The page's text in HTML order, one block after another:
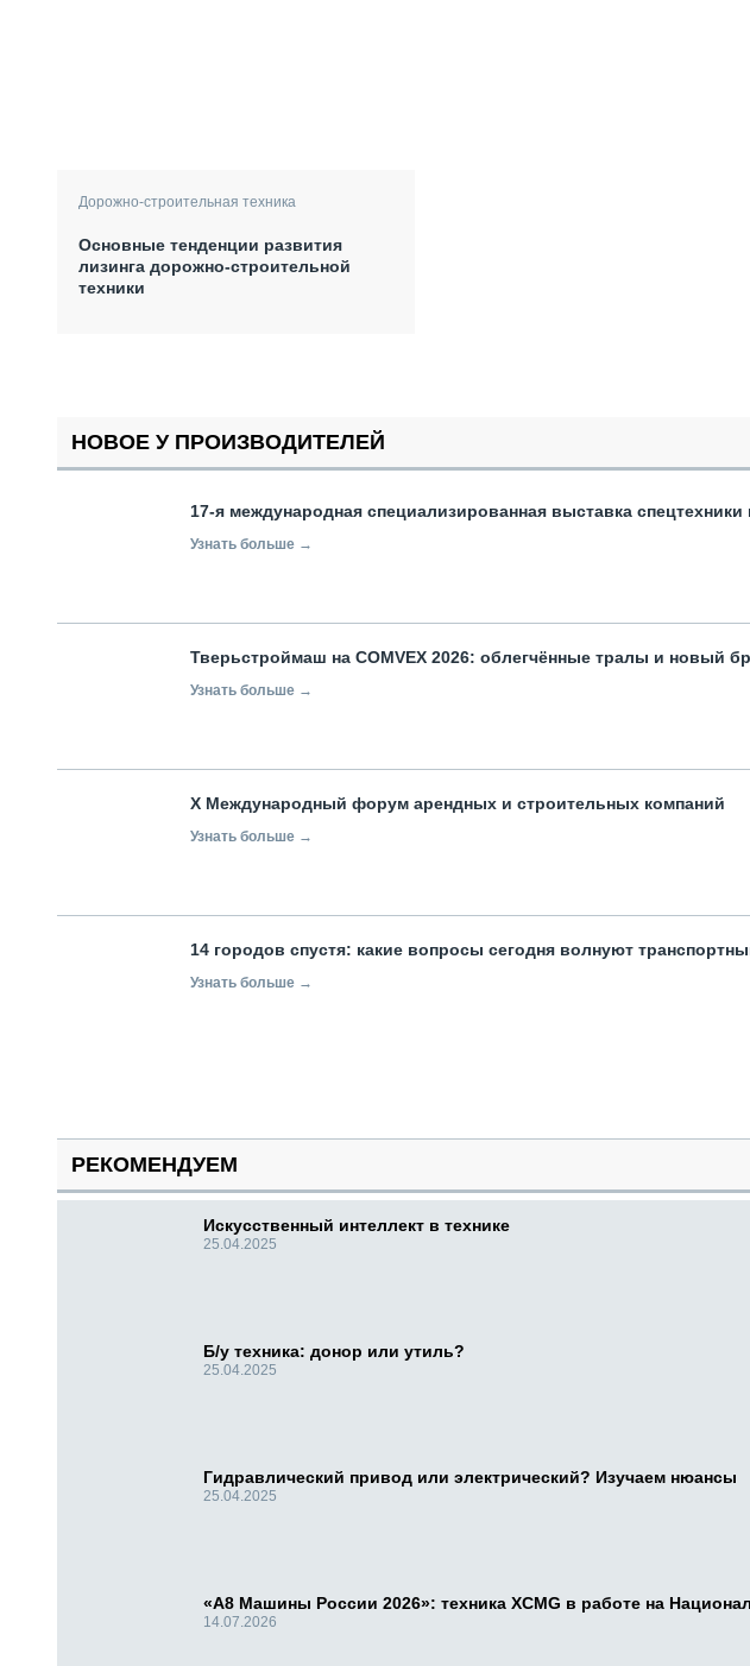
Дорожно-строительная техника
Основные тенденции развития
лизинга дорожно-строительной
техники
НОВОЕ У ПРОИЗВОДИТЕЛЕЙ
17-я международная специализированная выставка
Узнать больше →
Тверьстроймаш на COMVEX 2026: облегчённые тралы и новый
Узнать больше →
X Международный форум арендных и строительных компаний
Узнать больше →
14 городов спустя: какие вопросы сегодня волнуют
Узнать больше →
РЕКОМЕНДУЕМ
Искусственный интеллект в технике
25.04.2025
Б/у техника: донор или утиль?
25.04.2025
Гидравлический привод или электрический? Изучаем нюансы
25.04.2025
«А8 Машины России 2026»: техника XCMG в работе на
14.07.2026